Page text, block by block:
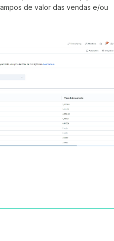
de valor das vendas e/ou